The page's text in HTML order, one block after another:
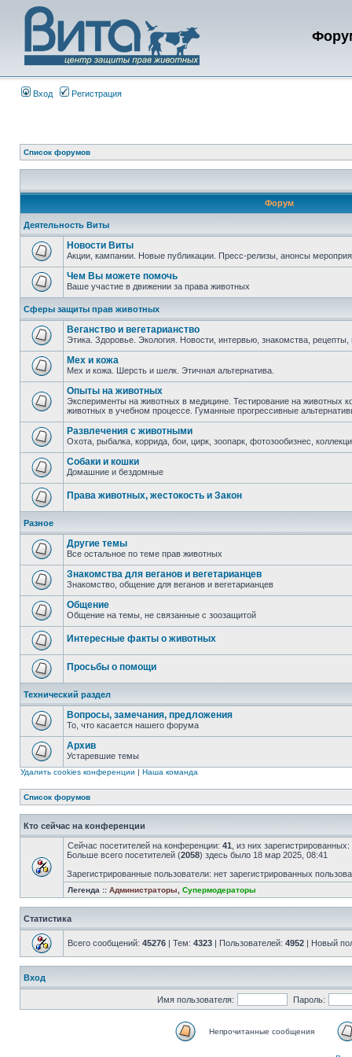
Вход Регистрация
Список форумов
Форум
Деятельность Виты
Новости Виты
Акции, кампании. Новые публикации. Пресс-релизы, анонсы
Чем Вы можете помочь
Ваше участие в движении за права животных
Сферы защиты прав животных
Веганство и вегетарианство
Этика. Здоровье. Экология. Новости, интервью, знакомства, рецепты,
Мех и кожа
Мех и кожа. Шерсть и шелк. Этичная альтернатива.
Опыты на животных
Эксперименты на животных в медицине. Тестирование на животных
животных в учебном процессе. Гуманные прогрессивные
Развлечения с животными
Охота, рыбалка, коррида, бои, цирк, зоопарк, фотозообизнес,
Собаки и кошки
Домашние и бездомные
Права животных, жестокость и Закон
Разное
Другие темы
Все остальное по теме прав животных
Знакомства для веганов и вегетарианцев
Знакомство, общение для веганов и вегетарианцев
Общение
Общение на темы, не связанные с зоозащитой
Интересные факты о животных
Просьбы о помощи
Технический раздел
Вопросы, замечания, предложения
То, что касается нашего форума
Архив
Устаревшие темы
Удалить cookies конференции | Наша команда
Список форумов
Кто сейчас на конференции
Сейчас посетителей на конференции: 41 , из них
Больше всего посетителей (2058) здесь было 18 мар 2025, 08:41
Зарегистрированные пользователи: нет зарегистрированных
Легенда :: Администраторы Супермодераторы
Статистика
Всего сообщений: 45276 | Тем: 4323 | Пользователей: 4952 | Новый
Вход
Имя пользователя: Пароль:
Непрочитанные сообщения